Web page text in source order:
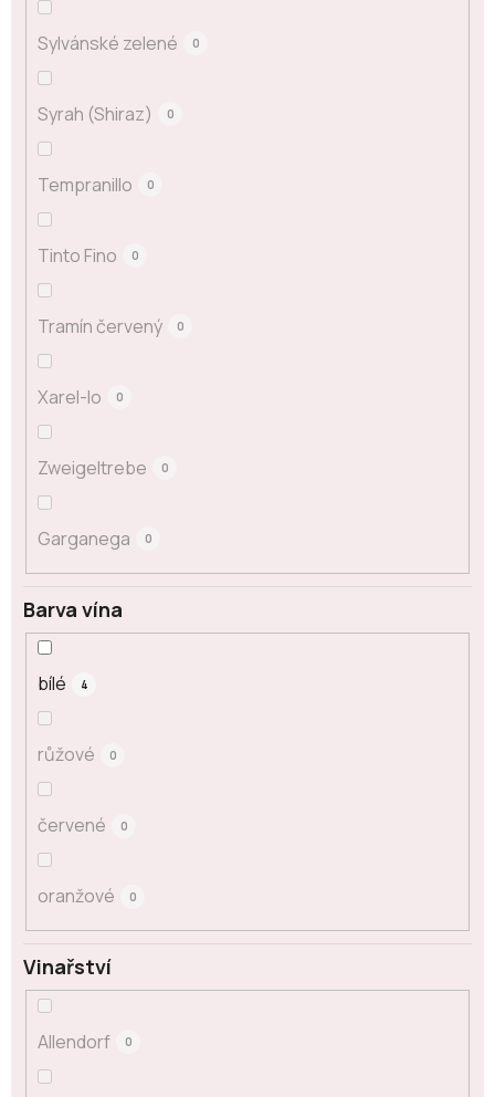
Sylvánské zelené 0
Syrah (Shiraz) 0
Tempranillo 0
Tinto Fino 0
Tramín červený 0
Xarel-lo 0
Zweigeltrebe 0
Garganega 0
Barva vína
bílé 4
růžové 0
červené 0
oranžové 0
Vinařství
Allendorf 0